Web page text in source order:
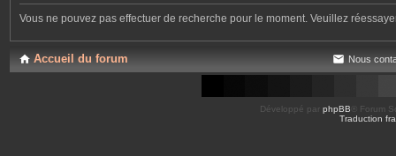
Vous ne pouvez pas effectuer de recherche pour le moment. Veuillez
Accueil du forum Nous
Développé par phpBB ® Forum
Traduction